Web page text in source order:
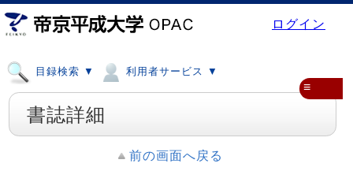
ログイン
目録検索 ▼ 利用者サービス ▼
≡
書誌詳細
前の画面へ戻る